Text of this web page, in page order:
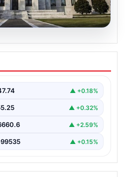
zaman, saat kaçta?
2026 FED
▲ +0.18%
▲ +0.32%
▲ +2.59%
▲ +0.15%